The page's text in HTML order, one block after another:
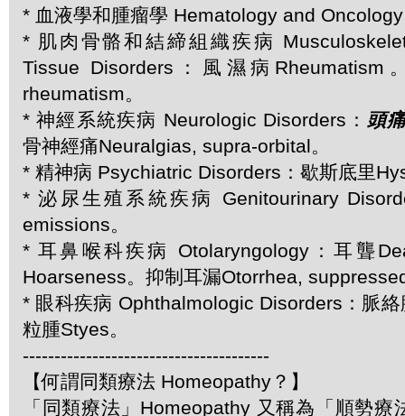
* 血液學和腫瘤學 Hematology and
* 肌肉骨骼和結締組織疾病
Tissue Disorders：風濕病Rheumatism
rheumatism。
* 神經系統疾病 Neurologic Disorders： 頭
骨神經痛Neuralgias, supra-orbital。
* 精神病 Psychiatric Disorders：歇斯底里
* 泌尿生殖系統疾病 Genitourinary
emissions。
* 耳鼻喉科疾病 Otolaryngology：耳聾
Hoarseness。抑制耳漏Otorrhea,
* 眼科疾病 Ophthalmologic Disorders：脈
粒腫Styes。
---------------------------------------
【何謂同類療法 Homeopathy？】
「同類療法」Homeopathy 又稱為「順勢療